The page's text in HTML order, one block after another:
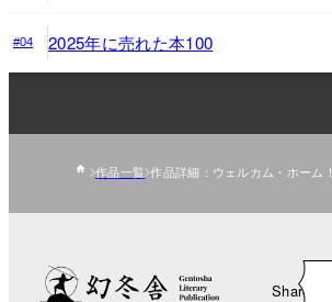
#04 2025年に売れた本100
作品一覧 作品詳細：ウェルカム・ホーム！
Share